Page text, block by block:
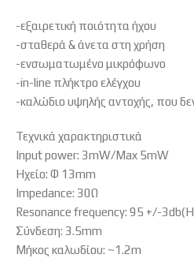
-εξαιρετική ποιότητα ήχου
-σταθερά & άνετα στη χρήση
-ενσωματωμένο μικρόφωνο
-in-line πλήκτρο ελέγχου
-καλώδιο υψηλής αντοχής, που
Τεχνικά χαρακτηριστικά
Input power: 3mW/Max 5mW
Ηχείο: Φ 13mm
Impedance: 30Ω
Resonance frequency: 95 +/-
Σύνδεση: 3.5mm
Μήκος καλωδίου: ~1.2m